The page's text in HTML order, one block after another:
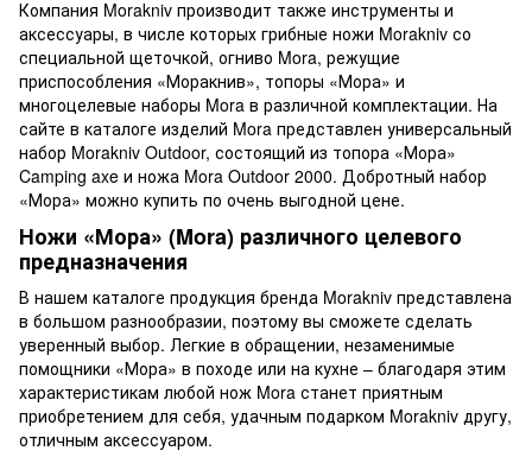
Компания Morakniv производит также инструменты и
аксессуары, в числе которых грибные ножи Morakniv со
специальной щеточкой, огниво Mora, режущие
приспособления «Моракнив», топоры «Мора» и
многоцелевые наборы Mora в различной комплектации. На
сайте в каталоге изделий Mora представлен универсальный
набор Morakniv Outdoor, состоящий из топора «Мора»
Camping axe и ножа Mora Outdoor 2000. Добротный набор
«Мора» можно купить по очень выгодной цене.
Ножи «Мора» (Mora) различного целевого
предназначения
В нашем каталоге продукция бренда Morakniv представлена
в большом разнообразии, поэтому вы сможете сделать
уверенный выбор. Легкие в обращении, незаменимые
помощники «Мора» в походе или на кухне – благодаря этим
характеристикам любой нож Mora станет приятным
приобретением для себя, удачным подарком Morakniv другу,
отличным аксессуаром.